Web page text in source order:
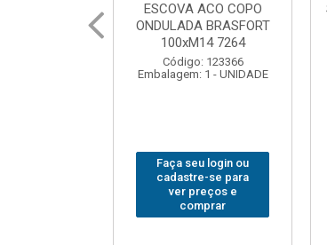
SERRA CIRCULAR WIDEA
BRASFORT PREMIUM
200x36x30
Código: 202290
Embalagem: 1 - UNIDADE
Faça seu login ou
cadastre-se para
ver preços e
comprar